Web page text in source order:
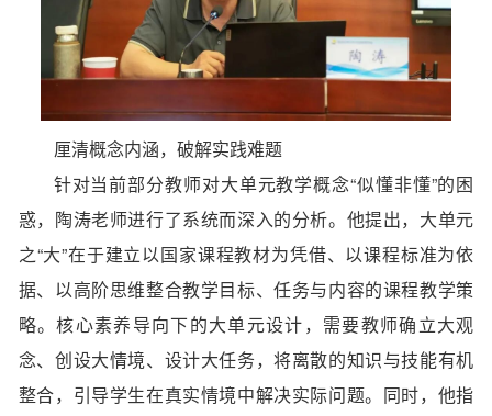
厘清概念内涵，破解实践难题
针对当前部分教师对大单元教学概念“似懂非懂”的困
惑，陶涛老师进行了系统而深入的分析。他提出，大单元
之“大”在于建立以国家课程教材为凭借、以课程标准为依
据、以高阶思维整合教学目标、任务与内容的课程教学策
略。核心素养导向下的大单元设计，需要教师确立大观
念、创设大情境、设计大任务，将离散的知识与技能有机
整合，引导学生在真实情境中解决实际问题。同时，他指